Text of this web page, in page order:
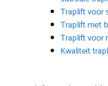
Traplift voor
Traplift met
Traplift voor
Kwaliteit